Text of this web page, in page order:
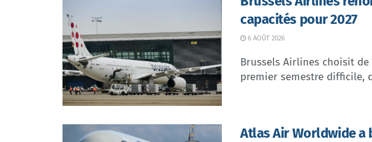
capacités pour 2027
6 AOÛT 2026
Brussels Airlines choisit
premier semestre difficile,
Atlas Air Worldwide a